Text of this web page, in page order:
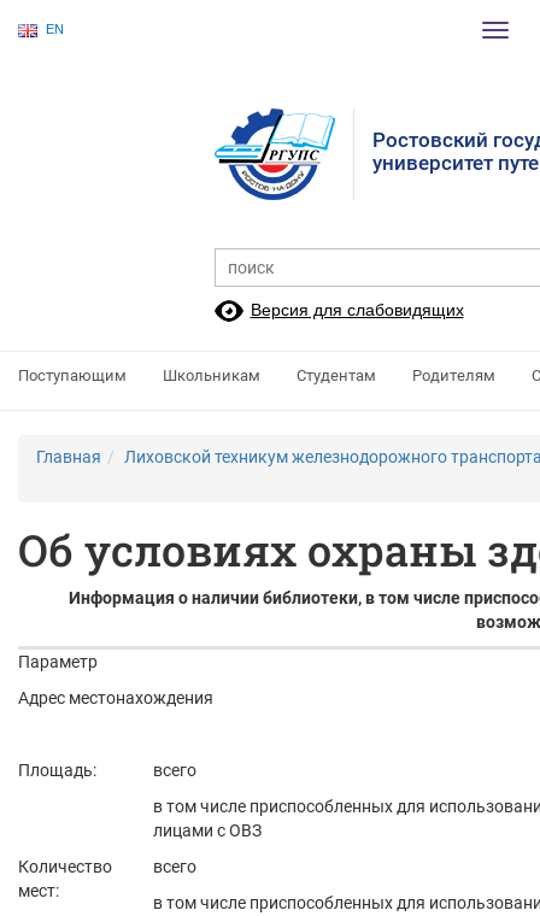
EN
Ростовский
университет
Версия для слабовидящих
Поступающим Школьникам Студентам Родителям
Главная Лиховской техникум железнодорожного
Об условиях охраны
Информация о наличии библиотеки, в том числе
Параметр
Адрес местонахождения
Площадь:
всего
в том числе приспособленных для
лицами с ОВЗ
Количество
мест:
всего
в том числе приспособленных для